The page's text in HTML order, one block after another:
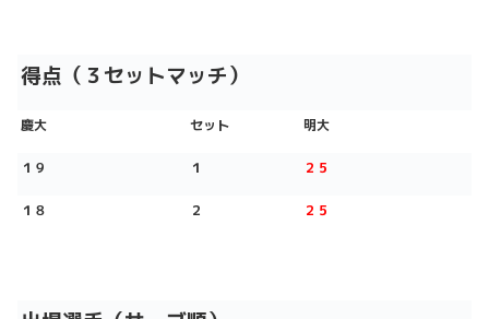
得点（３セットマッチ）
慶大 セット 明大
１９ １ ２５
１８ ２ ２５